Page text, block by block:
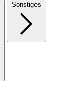
Sonstiges